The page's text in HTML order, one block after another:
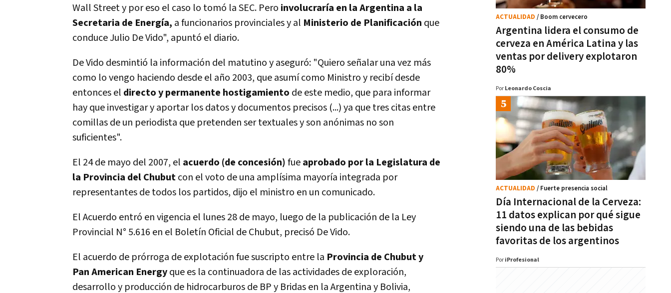
Wall Street y por eso el caso lo tomó la SEC. Pero involucraría en la Argentina a la
Secretaria de Energía, a funcionarios provinciales y al Ministerio de Planificación que
conduce Julio De Vido", apuntó el diario.
De Vido desmintió la información del matutino y aseguró: "Quiero señalar una vez más
como lo vengo haciendo desde el año 2003, que asumí como Ministro y recibí desde
entonces el directo y permanente hostigamiento de este medio, que para informar
hay que investigar y aportar los datos y documentos precisos (...) ya que tres citas entre
comillas de un periodista que pretenden ser textuales y son anónimas no son
suficientes".
El 24 de mayo del 2007, el acuerdo (de concesión)fueaprobado por la Legislatura de
la Provincia del Chubutcon el voto de una amplísima mayoría integrada por
representantes de todos los partidos, dijo el ministro en un comunicado.
El Acuerdo entró en vigencia el lunes 28 de mayo, luego de la publicación de la Ley
Provincial N° 5.616 en el Boletín Oficial de Chubut, precisó De Vido.
El acuerdo de prórroga de explotación fue suscripto entre la Provincia de Chubut y
Pan American Energyque es la continuadora de las actividades de exploración,
desarrollo y producción de hidrocarburos de BP y Bridas en la Argentina y Bolivia,
Argentina lidera el consumo de
cerveza en América Latina y las
ventas por delivery explotaron
80%
ACTUALIDAD / Boom cervecero
Por Leonardo Coscia
Día Internacional de la Cerveza:
11 datos explican por qué sigue
siendo una de las bebidas
favoritas de los argentinos
ACTUALIDAD / Fuerte presencia social
Por iProfesional